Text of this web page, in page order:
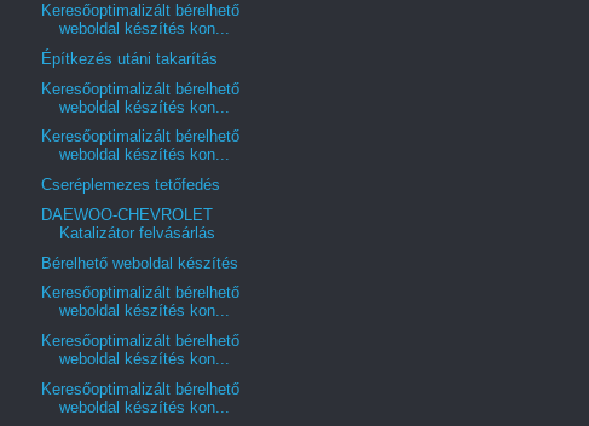
Keresőoptimalizált bérelhető
weboldal készítés kon...
Építkezés utáni takarítás
Keresőoptimalizált bérelhető
weboldal készítés kon...
Keresőoptimalizált bérelhető
weboldal készítés kon...
Cseréplemezes tetőfedés
DAEWOO-CHEVROLET
Katalizátor felvásárlás
Bérelhető weboldal készítés
Keresőoptimalizált bérelhető
weboldal készítés kon...
Keresőoptimalizált bérelhető
weboldal készítés kon...
Keresőoptimalizált bérelhető
weboldal készítés kon...